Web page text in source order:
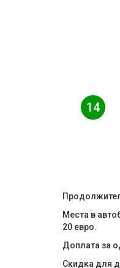
14
Места в
20 евро.
Доплата за
Скидка для